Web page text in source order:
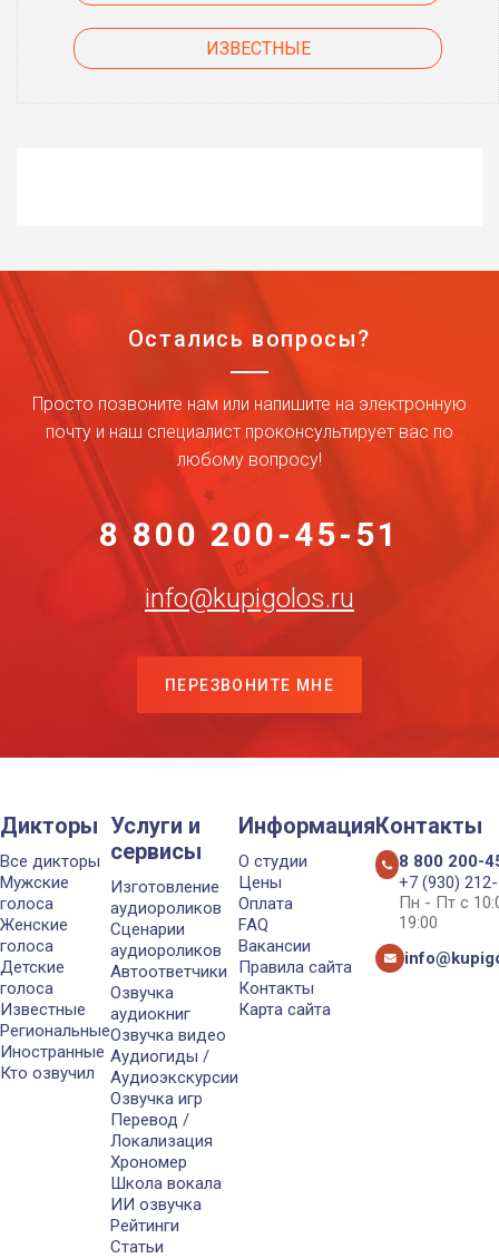
ИЗВЕСТНЫЕ
Остались вопросы?
Просто позвоните нам или напишите на электронную
почту и наш специалист проконсультирует вас по
любому вопросу!
8 800 200-45-51
info@kupigolos.ru
ПЕРЕЗВОНИТЕ МНЕ
Дикторы
Все дикторы
Мужские
голоса
Женские
голоса
Детские
голоса
Известные
Региональные
Иностранные
Кто озвучил
Услуги и
сервисы
Изготовление
аудиороликов
Сценарии
аудиороликов
Автоответчики
Озвучка
аудиокниг
Озвучка видео
Аудиогиды /
Аудиоэкскурсии
Озвучка игр
Перевод /
Локализация
Хрономер
Школа вокала
ИИ озвучка
Рейтинги
Статьи
Информация
О студии
Цены
Оплата
FAQ
Вакансии
Правила сайта
Контакты
Карта сайта
Контакты
8 800 200-
+7 (930)
Пн - Пт с
19:00